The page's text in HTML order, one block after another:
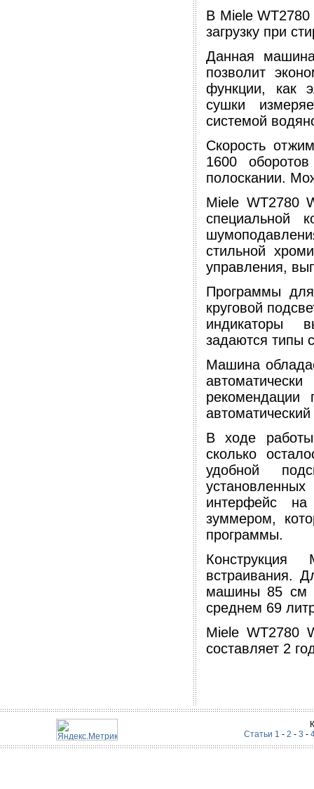
В Miele
загрузку при
Данная
позволит
функции, как
сушки
системой
Скорость
1600
полоскании.
Miele WT2780
специальной
стильной
управления,
Программы
круговой
индикаторы
задаются типы
Машина
В ходе
сколько
удобной
интерфейс
зуммером,
программы.
встраивания.
машины 85 см
среднем 69
Miele WT2780
составляет 2
Статьи 1 - 2 - 3 -